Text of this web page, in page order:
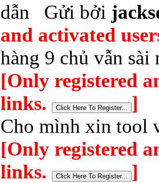
Gửi bởi
and activated
hàng 9 chủ vẫn
[Only registered
links.
]
Cho mình xin tool
[Only registered
links.
]